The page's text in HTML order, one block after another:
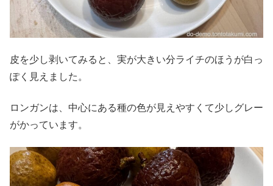
皮を少し剥いてみると、実が大きい分ライチのほうが白っ
ぽく見えました。
ロンガンは、中心にある種の色が見えやすくて少しグレー
がかっています。